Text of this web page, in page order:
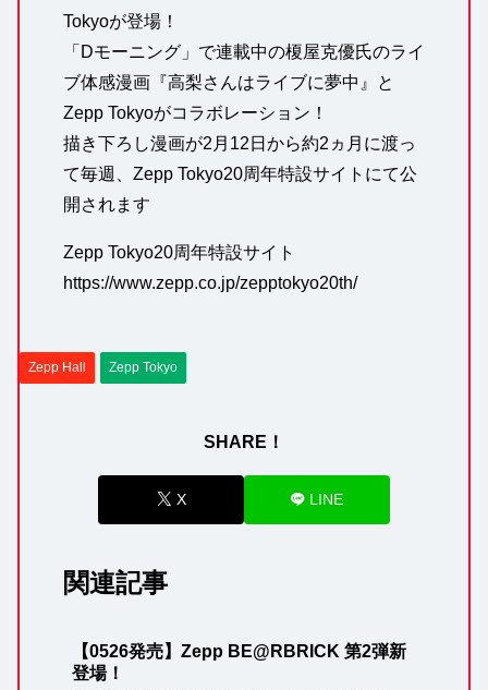
Tokyoが登場！
「Dモーニング」で連載中の榎屋克優氏のライ
ブ体感漫画『高梨さんはライブに夢中』と
Zepp Tokyoがコラボレーション！
描き下ろし漫画が2月12日から約2ヵ月に渡っ
て毎週、Zepp Tokyo20周年特設サイトにて公
開されます
Zepp Tokyo20周年特設サイト
https://www.zepp.co.jp/zepptokyo20th/
Zepp Hall Zepp Tokyo
SHARE！
X LINE
関連記事
【0526発売】Zepp BE@RBRICK 第2弾新
登場！